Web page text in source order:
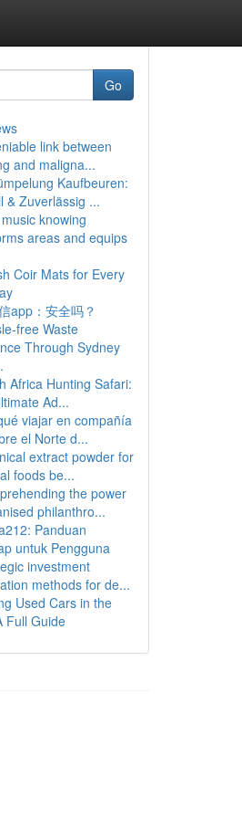
Go
link between
and maligna...
Kaufbeuren:
& Zuverlässig ...
knowing
areas and equips
Coir Mats for Every
app：安全吗？
free Waste
Through Sydney
Africa Hunting Safari:
Ad...
viajar en compañía
el Norte d...
extract powder for
foods be...
the power
philanthro...
Panduan
untuk Pengguna
investment
methods for de...
Used Cars in the
Full Guide